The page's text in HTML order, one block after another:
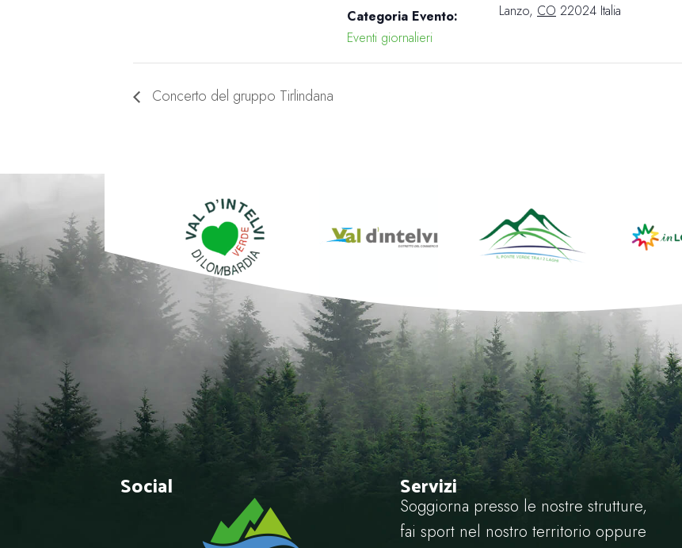
Categoria Evento:
Eventi giornalieri
Lanzo, CO 22024 Italia
Concerto del gruppo Tirlindana
Social Servizi
Soggiorna presso le nostre strutture,
fai sport nel nostro territorio oppure